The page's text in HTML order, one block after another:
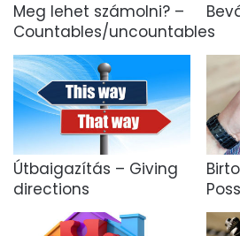
Meg lehet számolni? –
Countables/uncountables
Útbaigazítás – Giving
directions